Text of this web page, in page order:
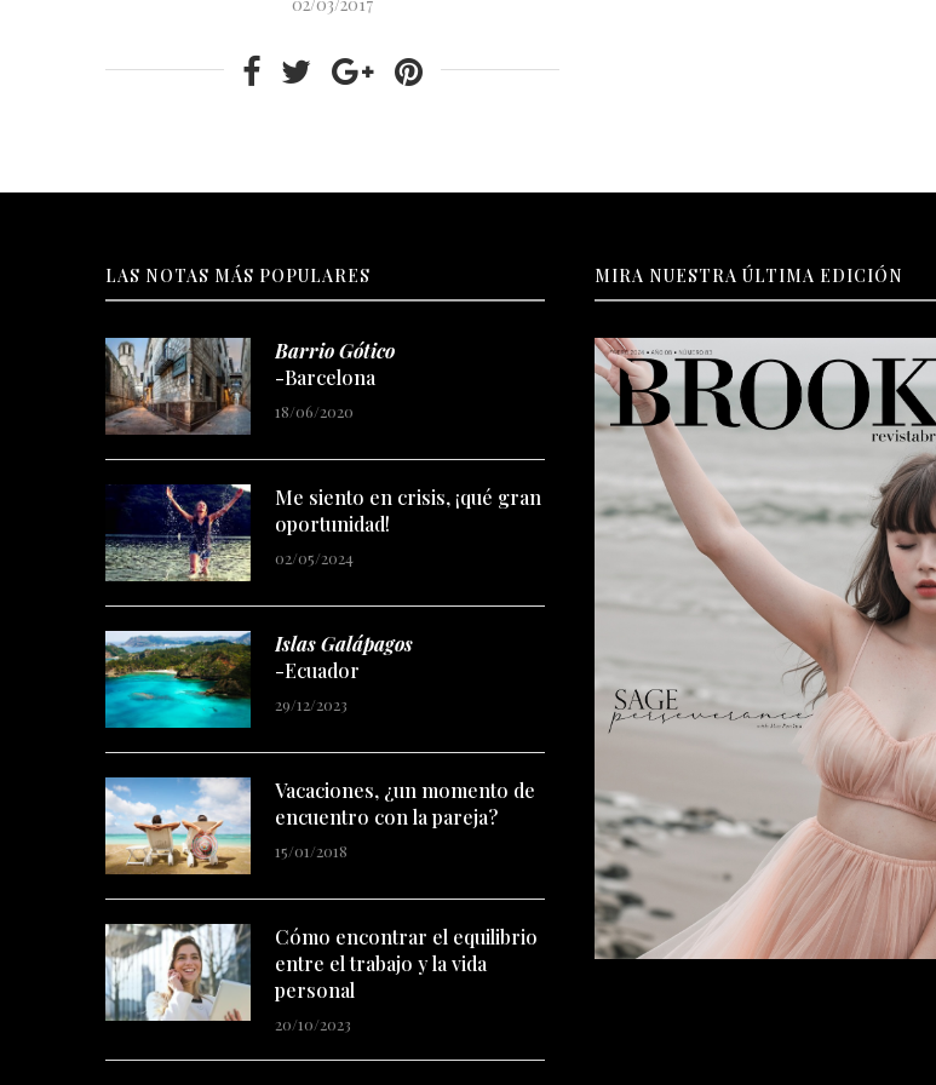
LAS NOTAS MÁS POPULARES
Barrio Gótico
-Barcelona
18/06/2020
Me siento en crisis, ¡qué gran
oportunidad!
02/05/2024
Islas Galápagos
-Ecuador
29/12/2023
Vacaciones, ¿un momento de
encuentro con la pareja?
15/01/2018
Cómo encontrar el equilibrio
entre el trabajo y la vida
personal
20/10/2023
MIRA NUESTRA ÚLTIMA EDICIÓN